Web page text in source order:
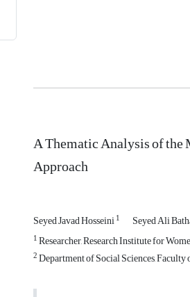
A Thematic Analysis of
Approach
Seyed Javad Hosseini1 Seyed Ali
1Researcher, Research Institute for
2Department of Social Sciences,